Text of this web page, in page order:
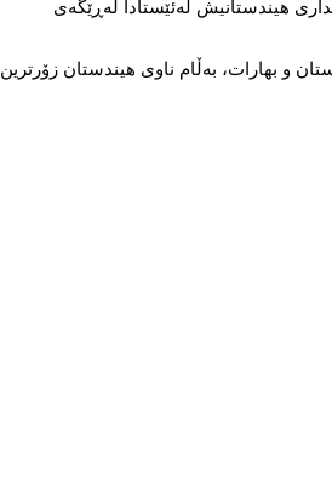
هیندستانیش لەئێستادا لەڕێگەی
بە ناوەکانی هیندستان و بهارات، بەڵام ناوی هیندستان زۆرترین